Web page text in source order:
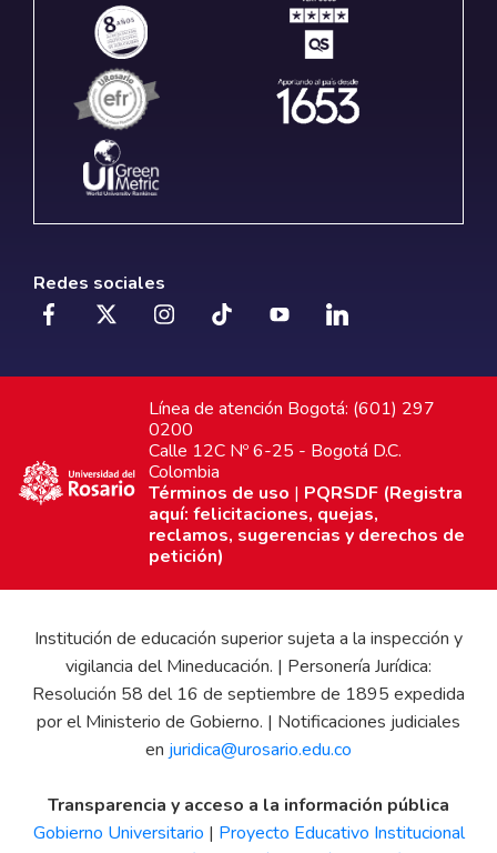
Redes sociales
Línea de atención Bogotá: (601) 297
0200
Calle 12C Nº 6-25 - Bogotá D.C.
Colombia
Términos de uso | PQRSDF (Registra
aquí: felicitaciones, quejas,
reclamos, sugerencias y derechos de
petición)
Institución de educación superior sujeta a la inspección y
vigilancia del Mineducación. | Personería Jurídica:
Resolución 58 del 16 de septiembre de 1895 expedida
por el Ministerio de Gobierno. | Notificaciones judiciales
en juridica@urosario.edu.co
Transparencia y acceso a la información pública
Gobierno Universitario | Proyecto Educativo Institucional